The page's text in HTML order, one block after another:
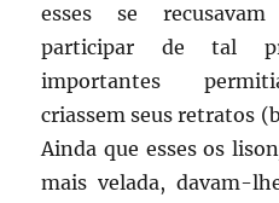
esses se
participar de tal
importantes
criassem seus retratos
Ainda que esses os
mais velada, davam-